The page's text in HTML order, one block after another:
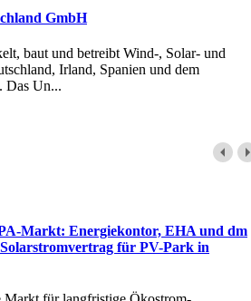
GmbH
baut und betreibt Wind-, Solar- und
Irland, Spanien und dem
Das Un...
Markt: Energiekontor, EHA und dm
für PV-Park in